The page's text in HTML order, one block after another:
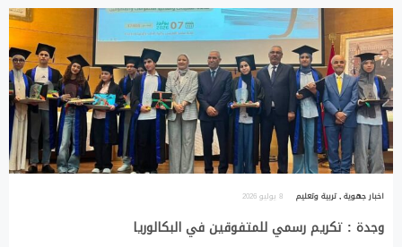
اخبار جهوية,تربية وتعليم 8 يوليو 2026
وجدة : تكريم رسمي للمتفوقين في البكالوريا